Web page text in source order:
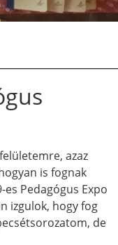
azaz
is fognak
Pedagógus Expo
izgulok, hogy fog
de